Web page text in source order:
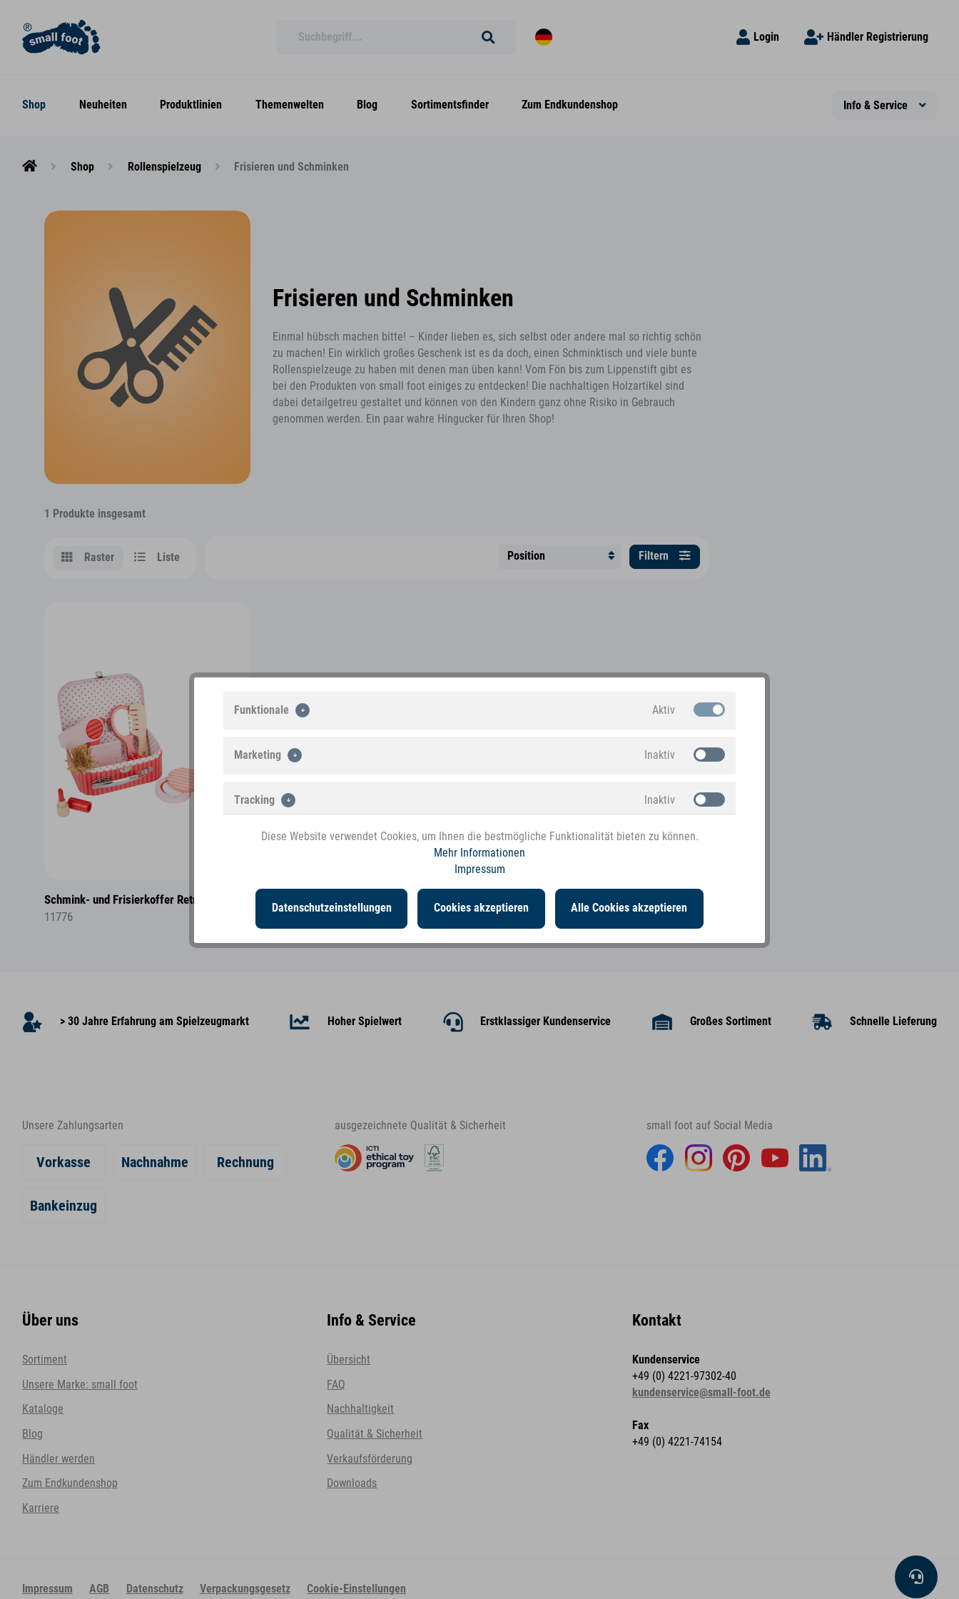
Login Händler Registrierung
Shop Neuheiten Produktlinien Themenwelten Blog Sortimentsfinder Zum Endkundenshop Info & Service
Shop Rollenspielzeug Frisieren und Schminken
Frisieren und Schminken
Einmal hübsch machen bitte! – Kinder lieben es, sich selbst oder andere mal so richtig schön
zu machen! Ein wirklich großes Geschenk ist es da doch, einen Schminktisch und viele bunte
Rollenspielzeuge zu haben mit denen man üben kann! Vom Fön bis zum Lippenstift gibt es
bei den Produkten von small foot einiges zu entdecken! Die nachhaltigen Holzartikel sind
dabei detailgetreu gestaltet und können von den Kindern ganz ohne Risiko in Gebrauch
genommen werden. Ein paar wahre Hingucker für Ihren Shop!
1 Produkte insgesamt
Raster Liste Filtern
Schmink- und Frisierkoffer Retro
11776
> 30 Jahre Erfahrung am Spielzeugmarkt Hoher Spielwert Erstklassiger Kundenservice Großes Sortiment Schnelle Lieferung
Unsere Zahlungsarten
Vorkasse Nachnahme Rechnung
Bankeinzug
ausgezeichnete Qualität & Sicherheit small foot auf Social Media
Über uns
Sortiment
Unsere Marke: small foot
Kataloge
Blog
Händler werden
Zum Endkundenshop
Karriere
Info & Service
Übersicht
FAQ
Nachhaltigkeit
Qualität & Sicherheit
Verkaufsförderung
Downloads
Kontakt
Kundenservice
+49 (0) 4221-97302-40
kundenservice@small-foot.de
Fax
+49 (0) 4221-74154
Impressum AGB Datenschutz Verpackungsgesetz Cookie-Einstellungen
Funktionale Aktiv
Marketing Inaktiv
Tracking Inaktiv
Diese Website verwendet Cookies, um Ihnen die bestmögliche Funktionalität bieten zu können.
Mehr Informationen
Impressum
Datenschutzeinstellungen Cookies akzeptieren Alle Cookies akzeptieren